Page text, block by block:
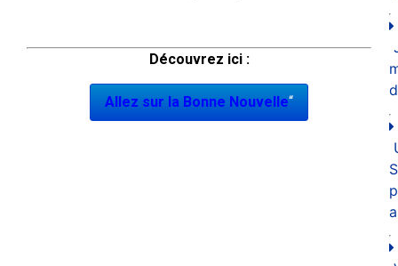
Découvrez ici :
Allez sur la Bonne Nouvelle“